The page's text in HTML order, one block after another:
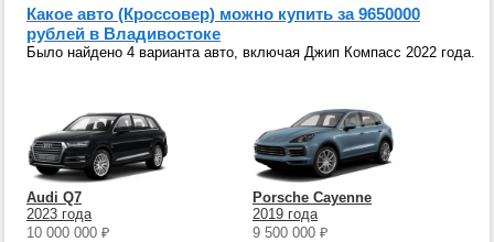
Какое авто (Кроссовер) можно купить за 9650000
рублей в Владивостоке
Было найдено 4 варианта авто, включая Джип Компасс 2022 года.
Audi Q7
2023 года
10 000 000 ₽
Porsche Cayenne
2019 года
9 500 000 ₽